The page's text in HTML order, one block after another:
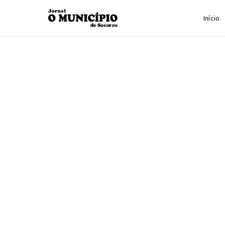
Início